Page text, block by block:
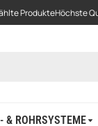
ProdukteHöchste
& ROHRSYSTEME